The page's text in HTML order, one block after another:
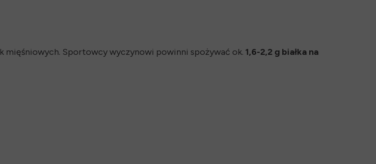
mięśniowych. Sportowcy wyczynowi powinni spożywać ok. 1,6-2,2 g białka na